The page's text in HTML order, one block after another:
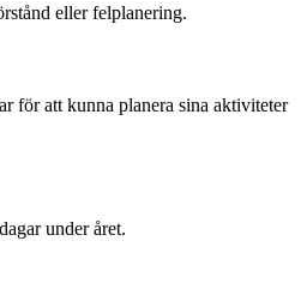
eller felplanering.
för att kunna planera sina aktiviteter
under året.